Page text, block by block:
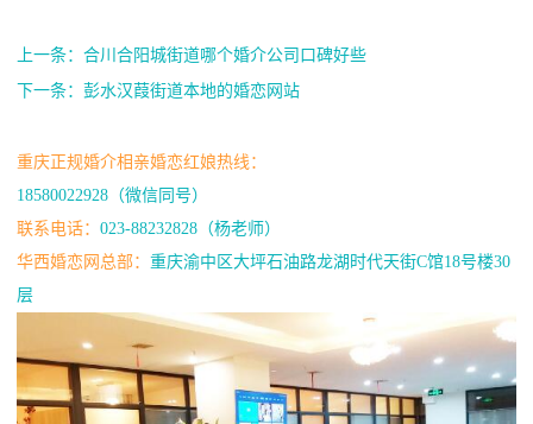
上一条：合川合阳城街道哪个婚介公司口碑好些
下一条：彭水汉葭街道本地的婚恋网站
重庆正规婚介相亲婚恋红娘热线：
18580022928（微信同号）
联系电话： 023-88232828（杨老师）
华西婚恋网总部： 重庆渝中区大坪石油路龙湖时代天街C馆18号楼30
层